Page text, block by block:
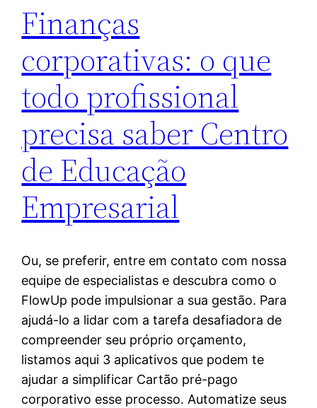
Finanças
corporativas: o que
todo profissional
precisa saber Centro
de Educação
Empresarial
Ou, se preferir, entre em contato com nossa
equipe de especialistas e descubra como o
FlowUp pode impulsionar a sua gestão. Para
ajudá-lo a lidar com a tarefa desafiadora de
compreender seu próprio orçamento,
listamos aqui 3 aplicativos que podem te
ajudar a simplificar Cartão pré-pago
corporativo esse processo. Automatize seus